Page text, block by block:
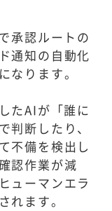
承認ルートの
通知の自動化
なります。
たAIが「誰に
判断したり、
不備を検出し
認作業が減
ューマンエラ
れます。